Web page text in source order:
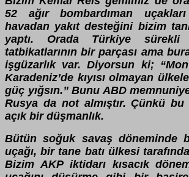
52 ağır bombardıman
havadan yakıt desteğini bizim
yaptı. Orada Türkiye sürekli
tatbikatlarının bir parçası ama
işgüzarlık var. Diyorsun ki;
Karadeniz’de kıyısı olmayan
güç yığsın.” Bunu ABD
Rusya da not almıştır. Çünkü bu
açık bir düşmanlık.
Bütün soğuk savaş döneminde
uçağı, bir tane batı ülkesi
Bizim AKP iktidarı kısacık